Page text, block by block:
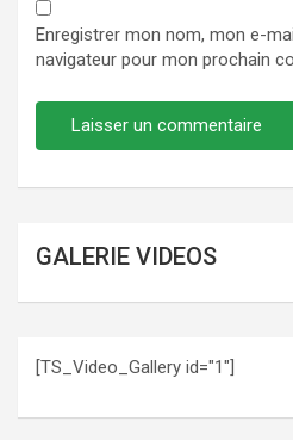
Enregistrer mon nom, mon e-
navigateur pour mon prochain
GALERIE VIDEOS
[TS_Video_Gallery id="1"]